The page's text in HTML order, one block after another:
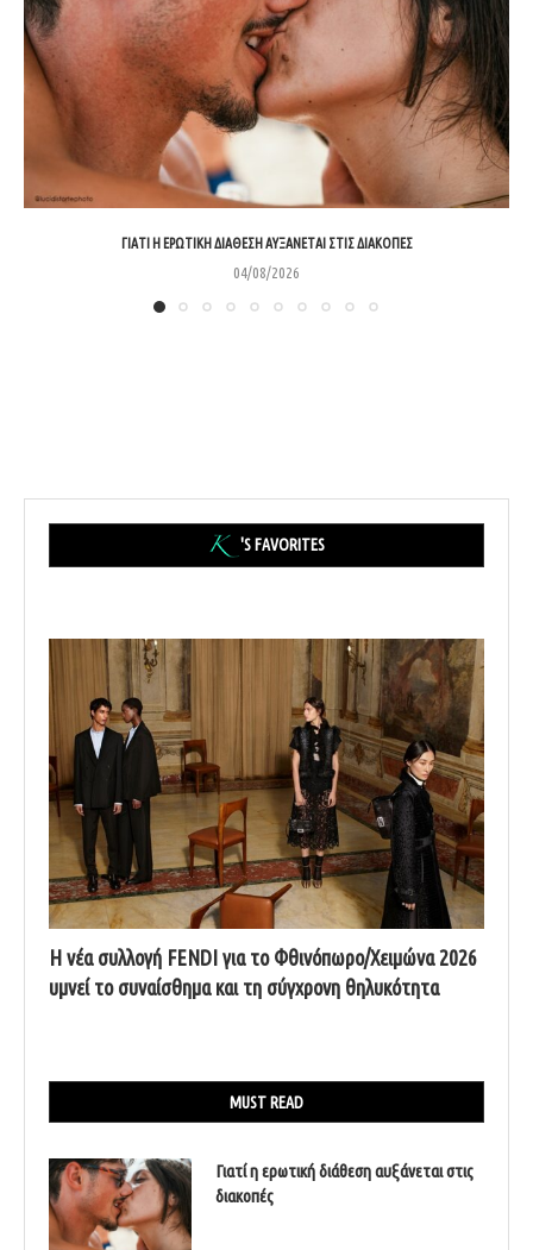
ΓΙΑΤΊ Η ΕΡΩΤΙΚΉ ΔΙΆΘΕΣΗ ΑΥΞΆΝΕΤΑΙ ΣΤΙΣ ΔΙΑΚΟΠΈΣ
04/08/2026
'S FAVORITES
Η νέα συλλογή FENDI για το Φθινόπωρο/Χειμώνα 2026
υμνεί το συναίσθημα και τη σύγχρονη θηλυκότητα
MUST READ
Γιατί η ερωτική διάθεση αυξάνεται στις
διακοπές